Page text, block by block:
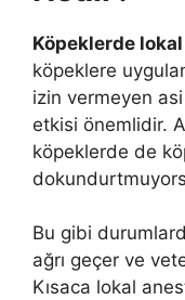
Köpeklerde
köpeklere
izin vermeyen
etkisi önemlidir.
köpeklerde de
Bu gibi
ağrı geçer ve
Kısaca lokal